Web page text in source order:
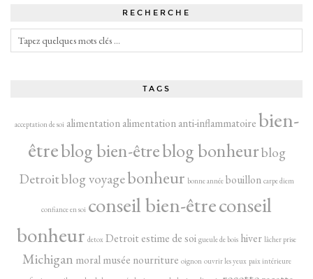
RECHERCHE
TAGS
acceptation de soi alimentation alimentation anti-inflammatoirebien-
êtreblog bien-êtreblog bonheurblog
Detroitblog voyagebonheur bonne année bouillon carpe diem
confiance en soi conseil bien-êtreconseil
bonheur detox Detroitestime de soi gueule de bois hiver lâcher prise
Michigan moral musée nourriture oignon ouvrir les yeux paix intérieure